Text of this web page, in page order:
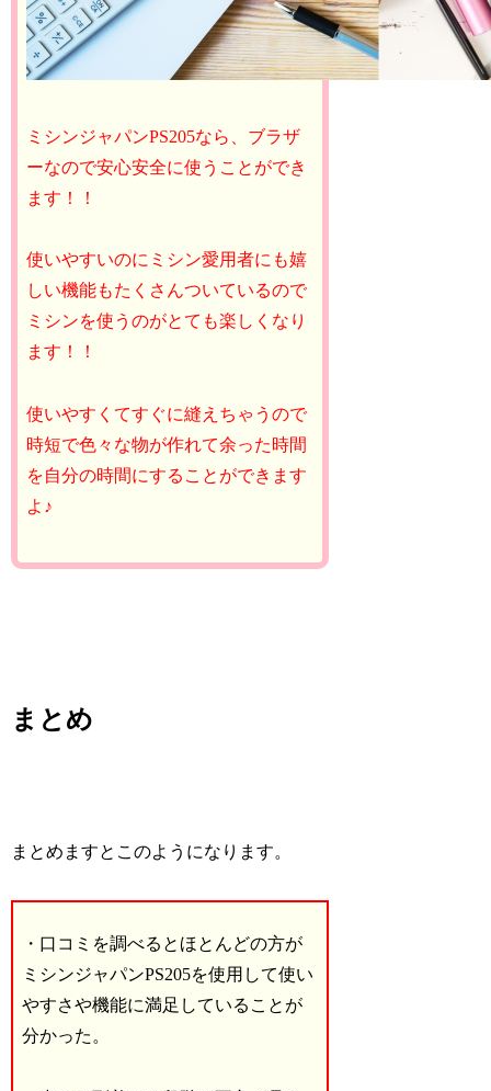
ミシンジャパンPS205なら、ブラザ
ーなので安心安全に使うことができ
ます！！
使いやすいのにミシン愛用者にも嬉
しい機能もたくさんついているので
ミシンを使うのがとても楽しくなり
ます！！
使いやすくてすぐに縫えちゃうので
時短で色々な物が作れて余った時間
を自分の時間にすることができます
よ♪
まとめ
まとめますとこのようになります。
・口コミを調べるとほとんどの方が
ミシンジャパンPS205を使用して使い
やすさや機能に満足していることが
分かった。